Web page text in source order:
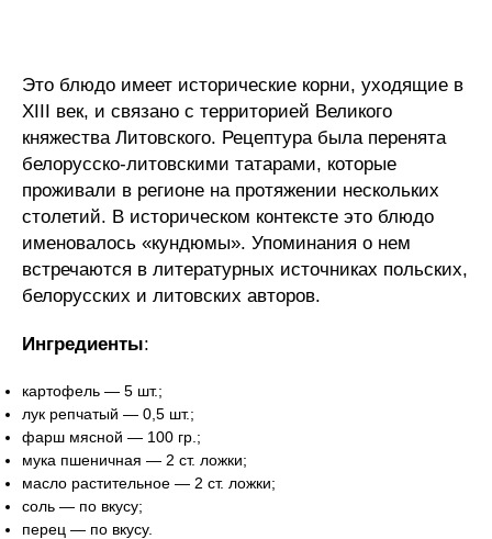
Это блюдо имеет исторические корни, уходящие в
XIII век, и связано с территорией Великого
княжества Литовского. Рецептура была перенята
белорусско-литовскими татарами, которые
проживали в регионе на протяжении нескольких
столетий. В историческом контексте это блюдо
именовалось «кундюмы». Упоминания о нем
встречаются в литературных источниках польских,
белорусских и литовских авторов.
Ингредиенты:
картофель — 5 шт.;
лук репчатый — 0,5 шт.;
фарш мясной — 100 гр.;
мука пшеничная — 2 ст. ложки;
масло растительное — 2 ст. ложки;
соль — по вкусу;
перец — по вкусу.